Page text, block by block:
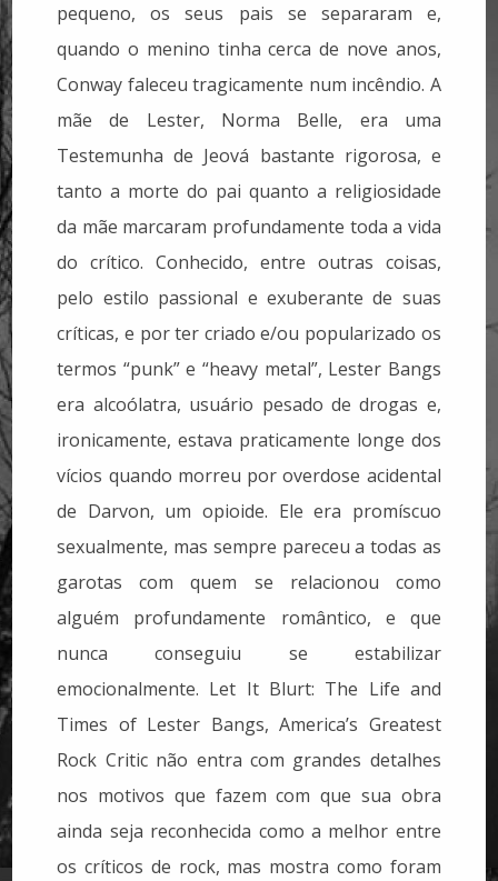
pequeno, os seus pais se separaram e,
quando o menino tinha cerca de nove anos,
Conway faleceu tragicamente num incêndio. A
mãe de Lester, Norma Belle, era uma
Testemunha de Jeová bastante rigorosa, e
tanto a morte do pai quanto a religiosidade
da mãe marcaram profundamente toda a vida
do crítico. Conhecido, entre outras coisas,
pelo estilo passional e exuberante de suas
críticas, e por ter criado e/ou popularizado os
termos “punk” e “heavy metal”, Lester Bangs
era alcoólatra, usuário pesado de drogas e,
ironicamente, estava praticamente longe dos
vícios quando morreu por overdose acidental
de Darvon, um opioide. Ele era promíscuo
sexualmente, mas sempre pareceu a todas as
garotas com quem se relacionou como
alguém profundamente romântico, e que
nunca conseguiu se estabilizar
emocionalmente. Let It Blurt: The Life and
Times of Lester Bangs, America’s Greatest
Rock Critic não entra com grandes detalhes
nos motivos que fazem com que sua obra
ainda seja reconhecida como a melhor entre
os críticos de rock, mas mostra como foram